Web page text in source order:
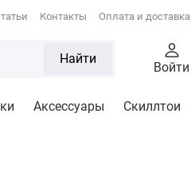
Контакты Оплата и доставка
Найти
Войти
Аксессуары Скиллтои